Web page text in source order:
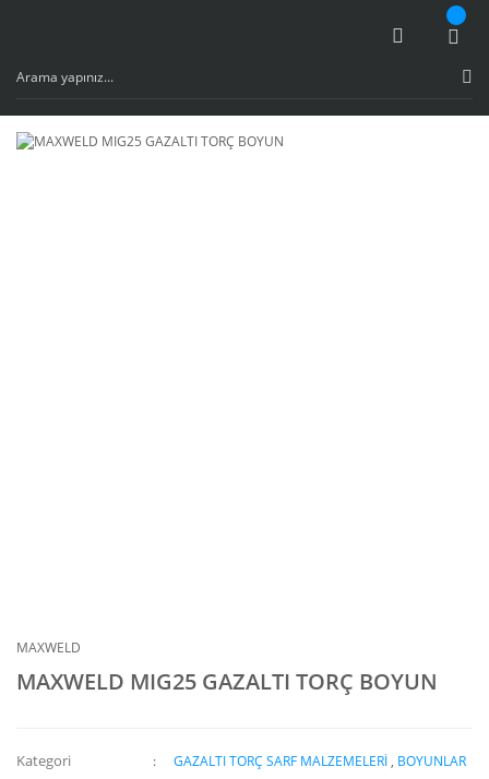
MAXWELD
MAXWELD MIG25 GAZALTI TORÇ BOYUN
Kategori GAZALTI TORÇ SARF MALZEMELERİ , BOYUNLAR